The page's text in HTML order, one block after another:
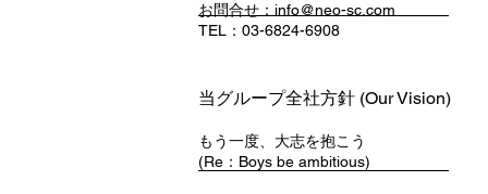
お問合せ： info@neo-sc.com
TEL：03-6824-6908
当グループ全社方針 (Our Vision)
もう一度、大志を抱こう
(Re：Boys be ambitious)